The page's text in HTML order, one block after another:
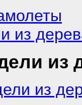
из
из
из